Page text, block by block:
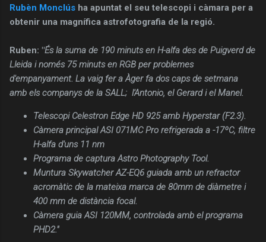
Rubèn Monclús ha apuntat el seu telescopi i càmara per a
obtenir una magnífica astrofotografia de la regió.
Ruben: "És la suma de 190 minuts en H-alfa des de Puigverd de
Lleida i només 75 minuts en RGB per problemes
d'empanyament. La vaig fer a Àger fa dos caps de setmana
amb els companys de la SALL; l'Antonio, el Gerard i el Manel.
Telescopi Celestron Edge HD 925 amb Hyperstar (F2.3).
Càmera principal ASI 071MC Pro refrigerada a -17ºC, filtre
H-alfa d'uns 11 nm
Programa de captura Astro Photography Tool.
Muntura Skywatcher AZ-EQ6 guiada amb un refractor
acromàtic de la mateixa marca de 80mm de diàmetre i
400 mm de distància focal.
Càmera guia ASI 120MM, controlada amb el programa
PHD2."